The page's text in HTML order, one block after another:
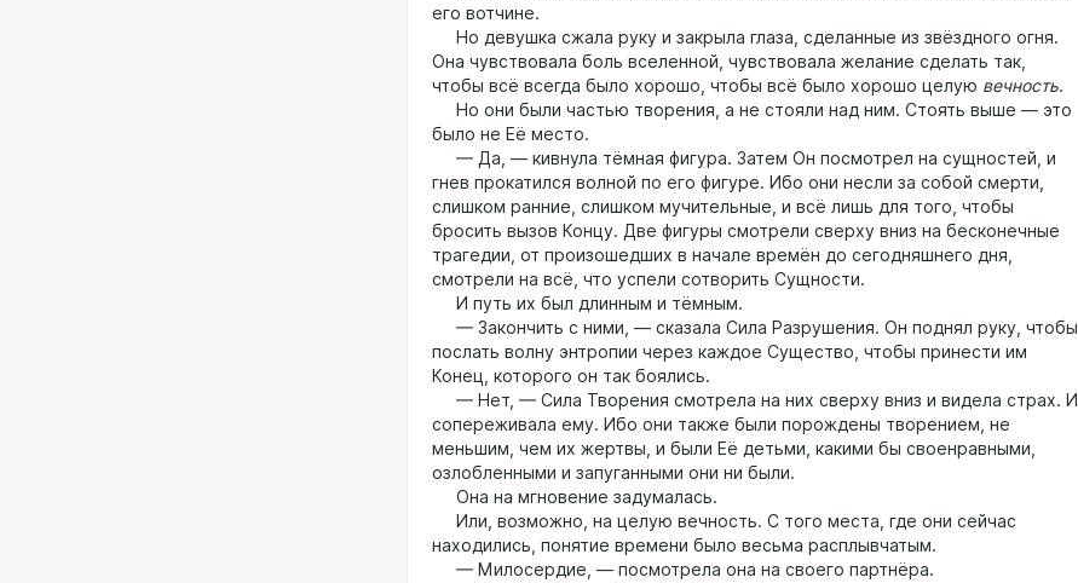
его вотчине.
Но девушка сжала руку и закрыла глаза, сделанные из звёздного огня.
Она чувствовала боль вселенной, чувствовала желание сделать так,
чтобы всё всегда было хорошо, чтобы всё было хорошо целую вечность.
Но они были частью творения, а не стояли над ним. Стоять выше — это
было не Её место.
— Да, — кивнула тёмная фигура. Затем Он посмотрел на сущностей, и
гнев прокатился волной по его фигуре. Ибо они несли за собой смерти,
слишком ранние, слишком мучительные, и всё лишь для того, чтобы
бросить вызов Концу. Две фигуры смотрели сверху вниз на бесконечные
трагедии, от произошедших в начале времён до сегодняшнего дня,
смотрели на всё, что успели сотворить Сущности.
И путь их был длинным и тёмным.
— Закончить с ними, — сказала Сила Разрушения. Он поднял руку, чтобы
послать волну энтропии через каждое Существо, чтобы принести им
Конец, которого он так боялись.
— Нет, — Сила Творения смотрела на них сверху вниз и видела страх. И
сопереживала ему. Ибо они также были порождены творением, не
меньшим, чем их жертвы, и были Её детьми, какими бы своенравными,
озлобленными и запуганными они ни были.
Она на мгновение задумалась.
Или, возможно, на целую вечность. С того места, где они сейчас
находились, понятие времени было весьма расплывчатым.
— Милосердие, — посмотрела она на своего партнёра.